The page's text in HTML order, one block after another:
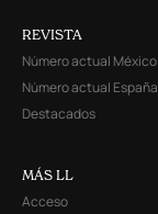
REVISTA
Número actual México
Número actual España
Destacados
MÁS LL
Acceso